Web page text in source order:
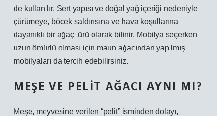
de kullanılır. Sert yapısı ve doğal yağ içeriği nedeniyle
çürümeye, böcek saldırısına ve hava koşullarına
dayanıklı bir ağaç türü olarak bilinir. Mobilya seçerken
uzun ömürlü olması için maun ağacından yapılmış
mobilyaları da tercih edebilirsiniz.
MEŞE VE PELIT AĞACI AYNI MI?
Meşe, meyvesine verilen “pelit” isminden dolayı,